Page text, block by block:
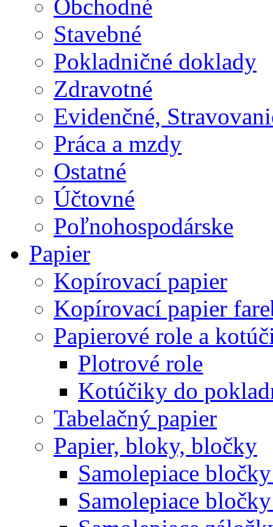
Obchodné
Stavebné
Pokladničné doklady
Zdravotné
Evidenčné,
Práca a mzdy
Ostatné
Účtovné
Poľnohospodárske
Papier
Kopírovací papier
Kopírovací papier
Papierové role a
Plotrové role
Kotúčiky do
Tabelačný papier
Papier, bloky, bločky
Samolepiace
Samolepiace